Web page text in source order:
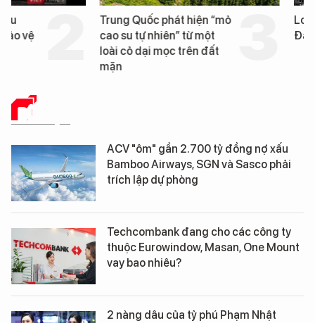
Trung Quốc phát hiện “mỏ
cao su tự nhiên” từ một
loài cỏ dại mọc trên đất
Loạt dự án bất động
Đà Nẵng sắp bị kiểm
DỮ LIỆU
ACV "ôm" gần 2.700 tỷ đồng nợ xấu
Bamboo Airways, SGN và Sasco phải
trích lập dự phòng
Techcombank đang cho các công ty
thuộc Eurowindow, Masan, One Mount
vay bao nhiêu?
2 nàng dâu của tỷ phú Phạm Nhật